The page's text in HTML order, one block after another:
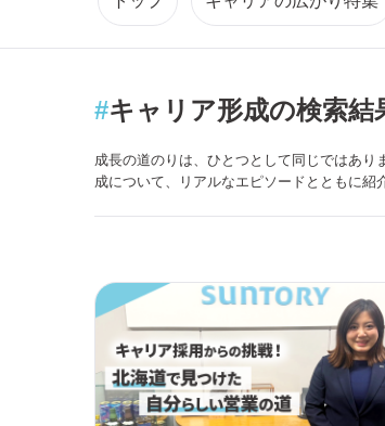
#キャリア形成の検索結
成長の道のりは、ひとつとして同じではあり
成について、リアルなエピソードとともに紹